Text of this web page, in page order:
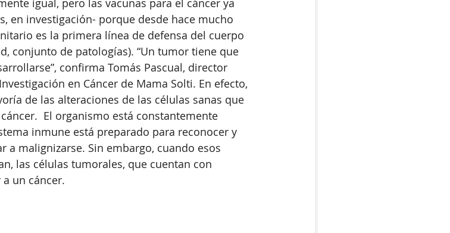
en investigación- porque desde hace mucho
es la primera línea de defensa del cuerpo
conjunto de patologías). “Un tumor tiene que
confirma Tomás Pascual, director
en Cáncer de Mama Solti. En efecto,
de las alteraciones de las células sanas que
El organismo está constantemente
inmune está preparado para reconocer y
a malignizarse. Sin embargo, cuando esos
las células tumorales, que cuentan con
a un cáncer.